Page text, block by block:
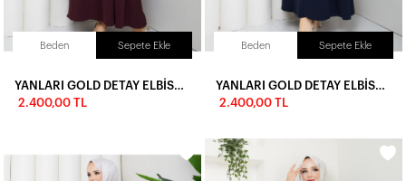
Beden Sepete Ekle
2.400,00 TL
Beden Sepete Ekle
2.400,00 TL